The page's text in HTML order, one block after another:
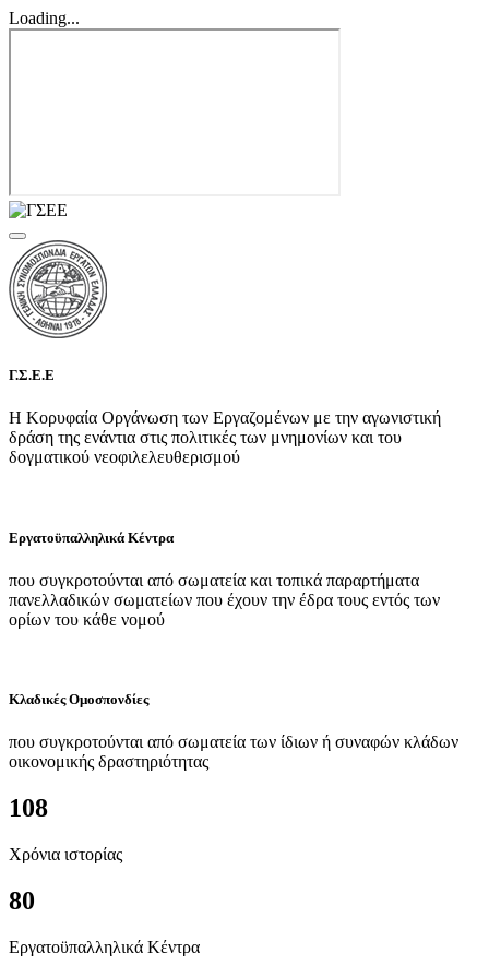
Loading...
Γ.Σ.Ε.Ε
Η Κορυφαία Οργάνωση των Εργαζομένων με την αγωνιστική
δράση της ενάντια στις πολιτικές των μνημονίων και του
δογματικού νεοφιλελευθερισμού
Εργατοϋπαλληλικά Κέντρα
που συγκροτούνται από σωματεία και τοπικά παραρτήματα
πανελλαδικών σωματείων που έχουν την έδρα τους εντός των
ορίων του κάθε νομού
Κλαδικές Ομοσπονδίες
που συγκροτούνται από σωματεία των ίδιων ή συναφών κλάδων
οικονομικής δραστηριότητας
108
Χρόνια ιστορίας
80
Εργατοϋπαλληλικά Κέντρα